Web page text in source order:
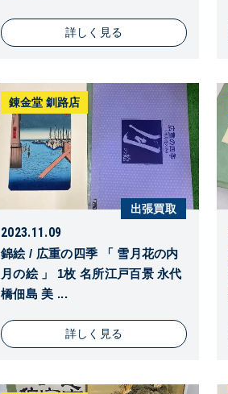
詳しく見る
錬金堂 釧路店
出張買取
2023.11.09
錦絵 / 広重の四季 「 雪月花の内
月の絵 」 1枚 名所江戸百景 永代
橋佃島 美 ...
詳しく見る